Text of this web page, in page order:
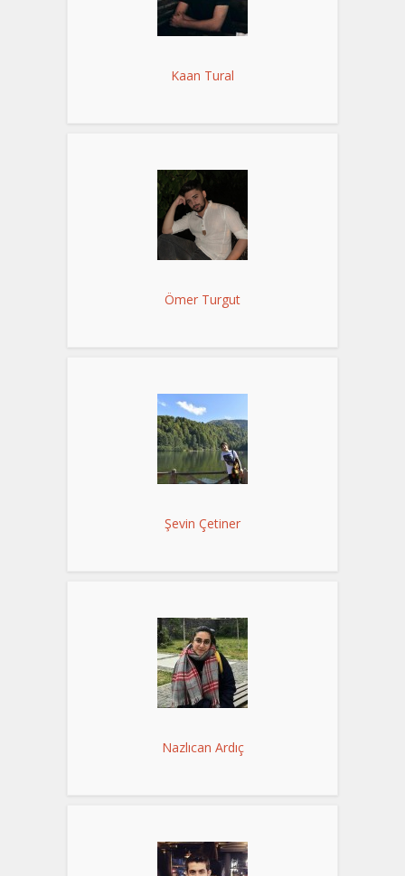
Kaan Tural
Ömer Turgut
Şevin Çetiner
Nazlıcan Ardıç